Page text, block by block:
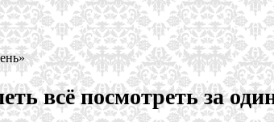
всё посмотреть за